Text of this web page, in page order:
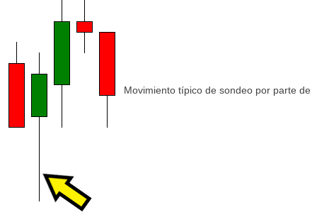
Movimiento típico de sondeo por parte de